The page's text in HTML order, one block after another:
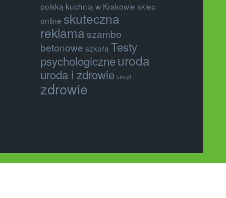
polską kuchnią w Krakowie sklep
online skuteczna
reklama szambo
betonowe szkoła Testy
psychologiczneuroda
uroda i zdrowie usługi
zdrowie